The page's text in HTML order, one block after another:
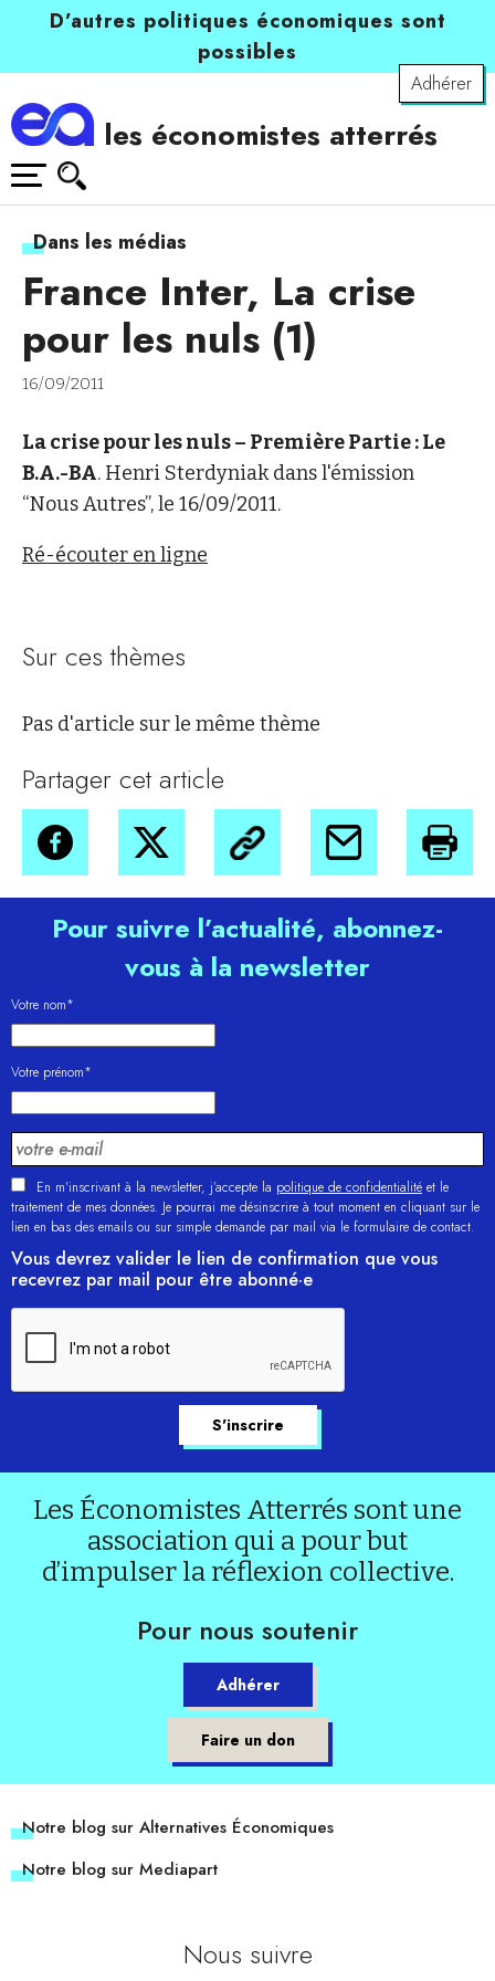
D’autres politiques économiques sont
possibles
Adhérer
les économistes atterrés
Dans les médias
France Inter, La crise
pour les nuls (1)
16/09/2011
La crise pour les nuls – Première Partie : Le
B.A.-BA. Henri Sterdyniak dans l'émission
“Nous Autres”, le 16/09/2011.
Ré-écouter en ligne
Sur ces thèmes
Pas d'article sur le même thème
Partager cet article
Pour suivre l’actualité, abonnez-
vous à la newsletter
Votre nom*
Votre prénom*
En m'inscrivant à la newsletter, j’accepte la politique de confidentialité et le
traitement de mes données. Je pourrai me désinscrire à tout moment en cliquant sur le
lien en bas des emails ou sur simple demande par mail via le formulaire de contact.
Vous devrez valider le lien de confirmation que vous
recevrez par mail pour être abonné·e
Les Économistes Atterrés sont une
association qui a pour but
d’impulser la réflexion collective.
Pour nous soutenir
Adhérer
Faire un don
Notre blog sur Alternatives Économiques
Notre blog sur Mediapart
Nous suivre